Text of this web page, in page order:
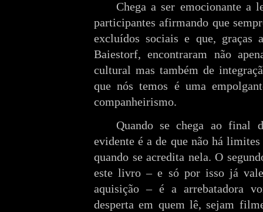
Chega a ser emocionante a
participantes afirmando que
excluídos sociais e que, graças
Baiestorf, encontraram não
cultural mas também de
que nós temos é uma
companheirismo.
Quando se chega ao final
evidente é a de que não há
quando se acredita nela. O
este livro – e só por isso já
aquisição – é a arrebatadora
desperta em quem lê, sejam